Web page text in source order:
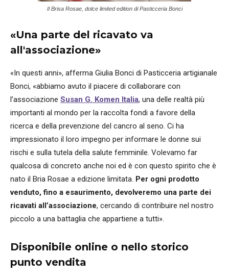
Il Brisa Rosae, dolce limited edition di Pasticceria Bonci
«Una parte del ricavato va
all'associazione»
«In questi anni», afferma Giulia Bonci di Pasticceria artigianale
Bonci, «abbiamo avuto il piacere di collaborare con
l’associazione Susan G. Komen Italia, una delle realtà più
importanti al mondo per la raccolta fondi a favore della
ricerca e della prevenzione del cancro al seno. Ci ha
impressionato il loro impegno per informare le donne sui
rischi e sulla tutela della salute femminile. Volevamo far
qualcosa di concreto anche noi ed è con questo spirito che è
nato il Bria Rosae a edizione limitata. Per ogni prodotto
venduto, fino a esaurimento, devolveremo una parte dei
ricavati all’associazione, cercando di contribuire nel nostro
piccolo a una battaglia che appartiene a tutti».
Disponibile online o nello storico
punto vendita